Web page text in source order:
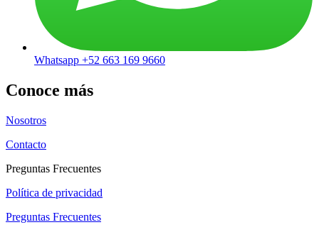
Whatsapp +52 663 169 9660
Conoce más
Nosotros
Contacto
Preguntas Frecuentes
Política de privacidad
Preguntas Frecuentes